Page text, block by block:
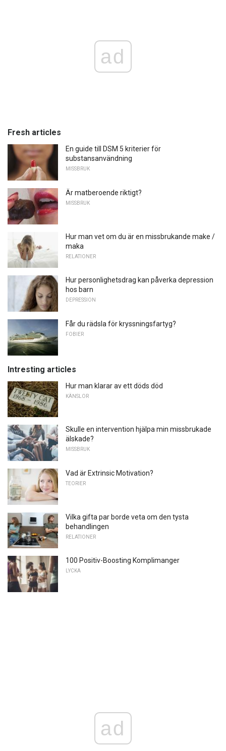
ad
Fresh articles
En guide till DSM 5 kriterier för
substansanvändning
MISSBRUK
Är matberoende riktigt?
MISSBRUK
Hur man vet om du är en missbrukande make /
maka
RELATIONER
Hur personlighetsdrag kan påverka depression
hos barn
DEPRESSION
Får du rädsla för kryssningsfartyg?
FOBIER
Intresting articles
Hur man klarar av ett döds död
KÄNSLOR
Skulle en intervention hjälpa min missbrukade
älskade?
MISSBRUK
Vad är Extrinsic Motivation?
TEORIER
Vilka gifta par borde veta om den tysta
behandlingen
RELATIONER
100 Positiv-Boosting Komplimanger
LYCKA
ad